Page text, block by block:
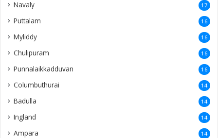
Navaly 17
Puttalam 16
Myliddy 16
Chulipuram 16
Punnalaikkadduvan 16
Columbuthurai 14
Badulla 14
Ingland 14
Ampara 14